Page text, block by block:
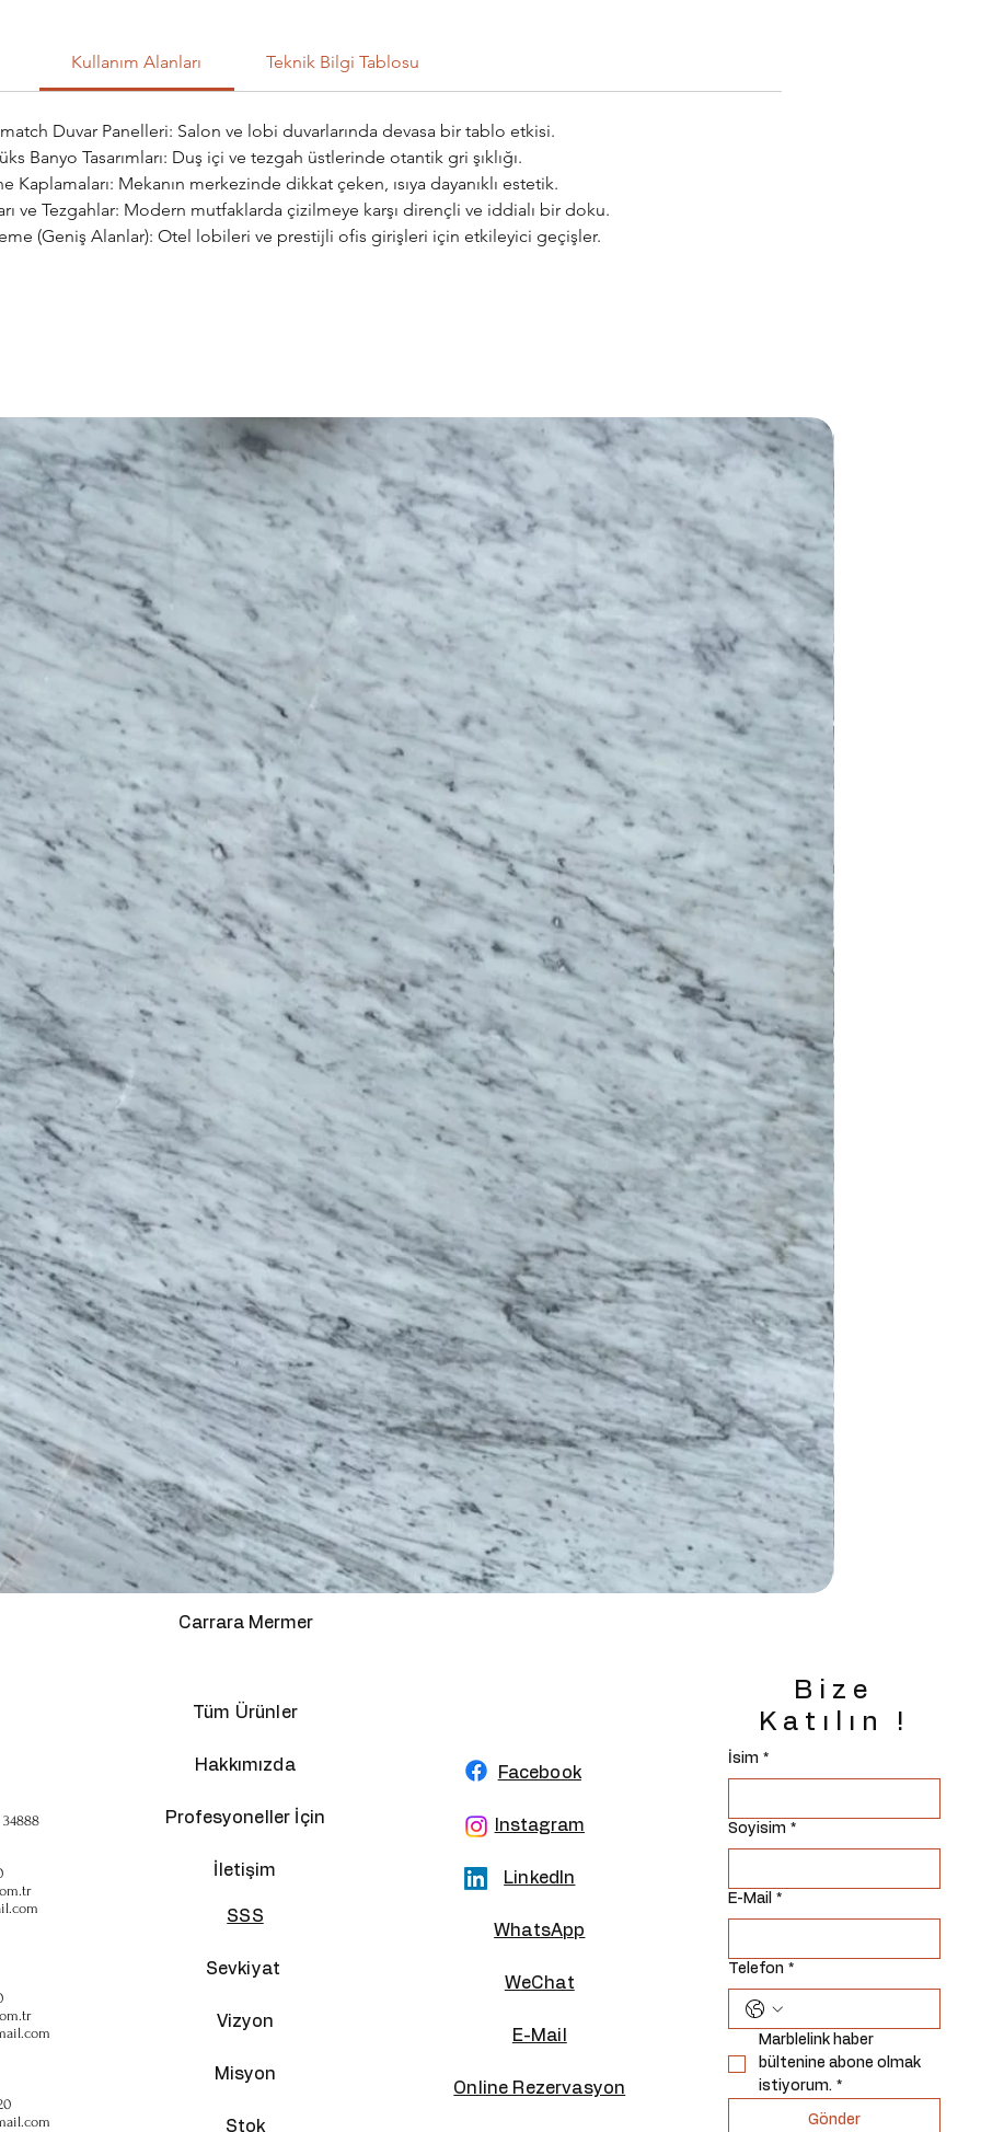
Kullanım Alanları Teknik Bilgi Tablosu
Duvar Panelleri: Salon ve lobi duvarlarında devasa bir tablo etkisi.
Banyo Tasarımları: Duş içi ve tezgah üstlerinde otantik gri şıklığı.
Kaplamaları: Mekanın merkezinde dikkat çeken, ısıya dayanıklı estetik.
ve Tezgahlar: Modern mutfaklarda çizilmeye karşı dirençli ve iddialı bir doku.
(Geniş Alanlar): Otel lobileri ve prestijli ofis girişleri için etkileyici geçişler.
Carrara Mermer
34888
SSS
Sevkiyat
Vizyon
Misyon
Stok
Tüm Ürünler
Hakkımızda
Profesyoneller İçin
İletişim
Facebook
Instagram
Linkedln
WhatsApp
WeChat
E-Mail
Online Rezervasyon
Bize
Katılın !
İsim *
Soyisim *
E-Mail *
Telefon *
Marblelink haber
bültenine abone olmak
istiyorum. *
Gönder